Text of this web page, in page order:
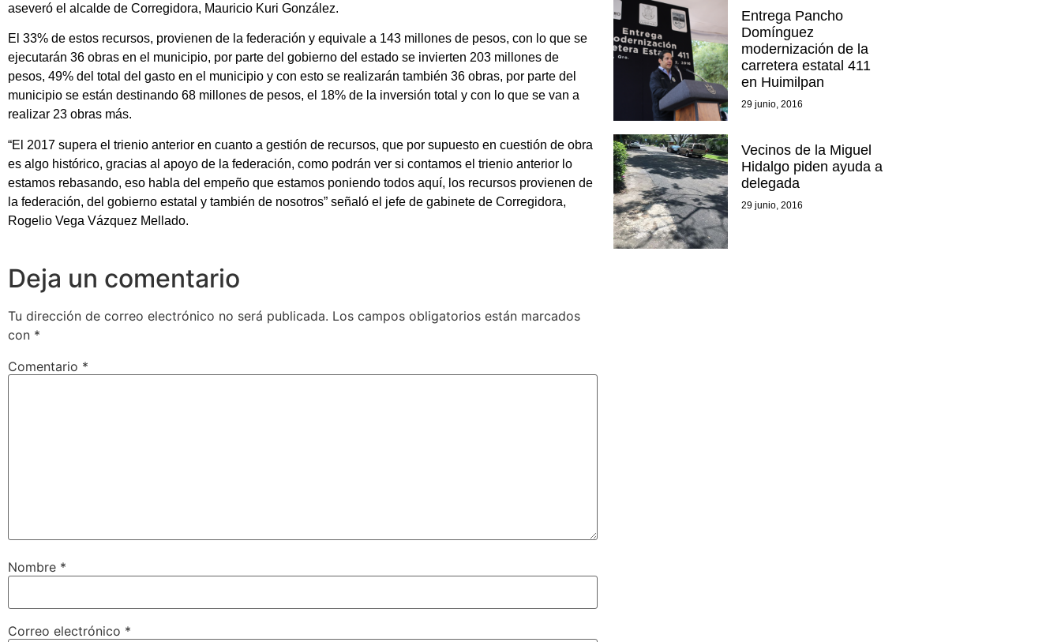
aseveró el alcalde de Corregidora, Mauricio Kuri González.
El 33% de estos recursos, provienen de la federación y equivale a 143 millones de pesos, con lo que se
ejecutarán 36 obras en el municipio, por parte del gobierno del estado se invierten 203 millones de
pesos, 49% del total del gasto en el municipio y con esto se realizarán también 36 obras, por parte del
municipio se están destinando 68 millones de pesos, el 18% de la inversión total y con lo que se van a
realizar 23 obras más.
“El 2017 supera el trienio anterior en cuanto a gestión de recursos, que por supuesto en cuestión de obra
es algo histórico, gracias al apoyo de la federación, como podrán ver si contamos el trienio anterior lo
estamos rebasando, eso habla del empeño que estamos poniendo todos aquí, los recursos provienen de
la federación, del gobierno estatal y también de nosotros” señaló el jefe de gabinete de Corregidora,
Rogelio Vega Vázquez Mellado.
Deja un comentario
Tu dirección de correo electrónico no será publicada. Los campos obligatorios están marcados
con *
Comentario *
Nombre *
Correo electrónico *
Entrega Pancho
Domínguez
modernización de la
carretera estatal 411
en Huimilpan
29 junio, 2016
Vecinos de la Miguel
Hidalgo piden ayuda a
delegada
29 junio, 2016